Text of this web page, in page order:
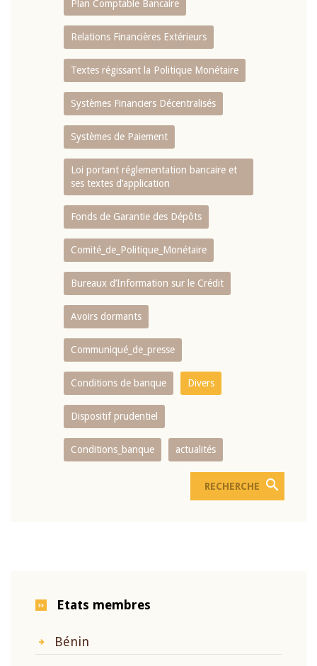
Plan Comptable Bancaire
Relations Financières Extérieurs
Textes régissant la Politique Monétaire
Systèmes Financiers Décentralisés
Systèmes de Paiement
Loi portant réglementation bancaire et
ses textes d’application
Fonds de Garantie des Dépôts
Comité_de_Politique_Monétaire
Bureaux d’Information sur le Crédit
Avoirs dormants
Communiqué_de_presse
Conditions de banque Divers
Dispositif prudentiel
Conditions_banque actualités
Etats membres
Bénin